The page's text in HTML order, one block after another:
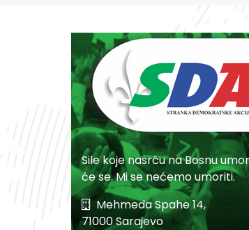
Sile koje nasrću na Bosnu
će se. Mi se nećemo umoriti.
Mehmeda Spahe 14,
71000 Sarajevo